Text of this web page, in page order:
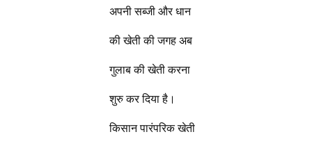
अपनी सब्जी और धान
की खेती की जगह अब
गुलाब की खेती करना
शुरु कर दिया है।
किसान पारंपरिक खेती